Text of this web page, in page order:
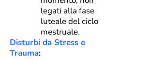
legati alla fase
luteale del ciclo
mestruale.
Disturbi da Stress e
Trauma: